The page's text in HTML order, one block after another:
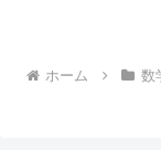
ホーム 数